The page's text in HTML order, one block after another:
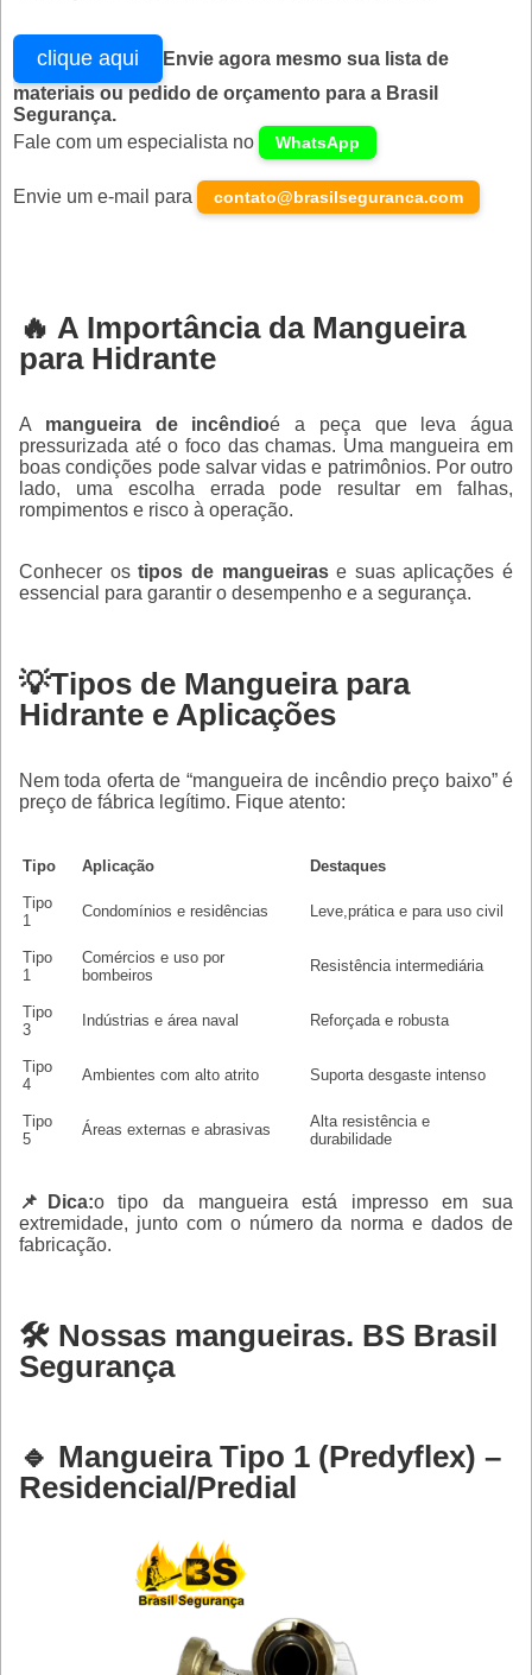
clique aqui
Envie agora mesmo sua lista de
materiais ou pedido de orçamento para a Brasil
Segurança.
Fale com um especialista no
WhatsApp
Envie um e-mail para contato@brasilseguranca.com
🔥 A Importância da Mangueira
para Hidrante
A mangueira de incêndioé a peça que leva água
pressurizada até o foco das chamas. Uma mangueira em
boas condições pode salvar vidas e patrimônios. Por outro
lado, uma escolha errada pode resultar em falhas,
rompimentos e risco à operação.
Conhecer ostipos de mangueirase suas aplicações é
essencial para garantir o desempenho e a segurança.
💡Tipos de Mangueira para
Hidrante e Aplicações
Nem toda oferta de “mangueira de incêndio preço baixo” é
preço de fábrica legítimo. Fique atento:
Tipo Aplicação Destaques
Tipo
1
Condomínios e residências Leve,prática e para uso civil
Tipo
1
Comércios e uso por
bombeiros
Resistência intermediária
Tipo
3
Indústrias e área naval Reforçada e robusta
Tipo
4
Ambientes com alto atrito Suporta desgaste intenso
Tipo
5
Áreas externas e abrasivas
Alta resistência e
durabilidade
📌Dica:o tipo da mangueira está impresso em sua
extremidade, junto com o número da norma e dados de
fabricação.
🛠️ Nossas mangueiras. BS Brasil
Segurança
🔹 Mangueira Tipo 1 (Predyflex) –
Residencial/Predial